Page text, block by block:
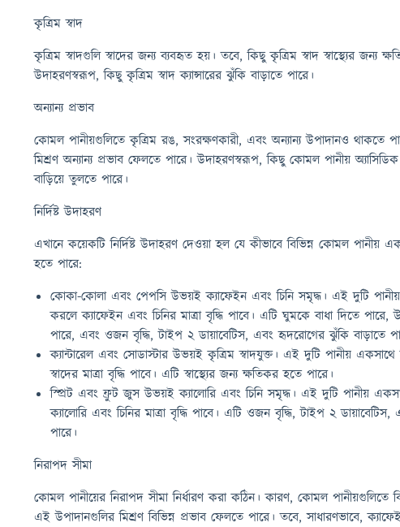
কৃত্রিম স্বাদ
কৃত্রিম স্বাদগুলি স্বাদের জন্য ব্যবহৃত হয়। তবে, কিছু কৃত্রিম স্বাদ স্বাস্থ্যের জন্য
উদাহরণস্বরূপ, কিছু কৃত্রিম স্বাদ ক্যান্সারের ঝুঁকি বাড়াতে পারে।
অন্যান্য প্রভাব
কোমল পানীয়গুলিতে কৃত্রিম রঙ, সংরক্ষণকারী, এবং অন্যান্য উপাদানও থাকতে
মিশ্রণ অন্যান্য প্রভাব ফেলতে পারে। উদাহরণস্বরূপ, কিছু কোমল পানীয়
বাড়িয়ে তুলতে পারে।
নির্দিষ্ট উদাহরণ
এখানে কয়েকটি নির্দিষ্ট উদাহরণ দেওয়া হল যে কীভাবে বিভিন্ন কোমল পানীয়
হতে পারে:
কোকা-কোলা এবং পেপসি উভয়ই ক্যাফেইন এবং চিনি সমৃদ্ধ। এই দুটি
করলে ক্যাফেইন এবং চিনির মাত্রা বৃদ্ধি পাবে। এটি ঘুমকে বাধা দিতে পারে,
পারে, এবং ওজন বৃদ্ধি, টাইপ 2 ডায়াবেটিস, এবং হৃদরোগের ঝুঁকি বাড়াতে
ক্যান্টারেল এবং সোডাস্টার উভয়ই কৃত্রিম স্বাদযুক্ত। এই দুটি পানীয়
স্বাদের মাত্রা বৃদ্ধি পাবে। এটি স্বাস্থ্যের জন্য ক্ষতিকর হতে পারে।
স্প্রিট এবং ফ্রুট জুস উভয়ই ক্যালোরি এবং চিনি সমৃদ্ধ। এই দুটি পানীয়
ক্যালোরি এবং চিনির মাত্রা বৃদ্ধি পাবে। এটি ওজন বৃদ্ধি, টাইপ 2
পারে।
নিরাপদ সীমা
কোমল পানীয়ের নিরাপদ সীমা নির্ধারণ করা কঠিন। কারণ, কোমল পানীয়গুলিতে
এই উপাদানগুলির মিশ্রণ বিভিন্ন প্রভাব ফেলতে পারে। তবে, সাধারণভাবে,